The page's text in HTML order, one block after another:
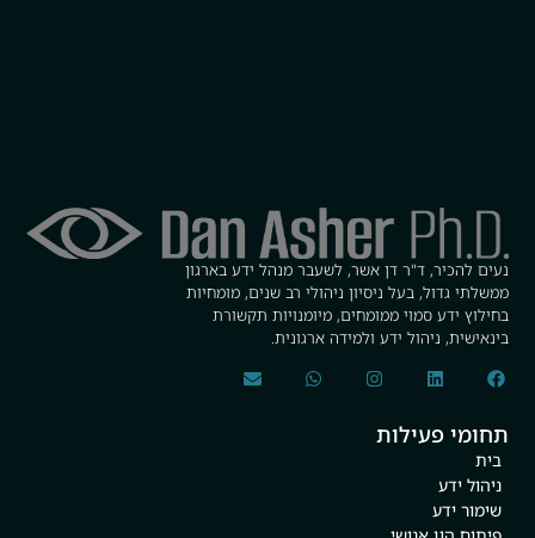
נעים להכיר, ד"ר דן אשר, לשעבר מנהל ידע בארגון
ממשלתי גדול, בעל ניסיון ניהולי רב שנים, מומחיות
בחילוץ ידע סמוי ממומחים, מיומנויות תקשורת
בינאישית, ניהול ידע ולמידה ארגונית.
תחומי פעילות
בית
ניהול ידע
שימור ידע